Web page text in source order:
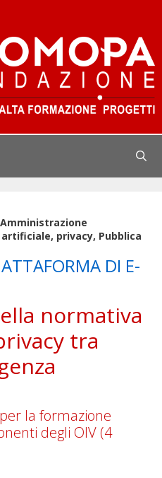
privacy, Pubblica
DI E-
normativa
tra
la formazione
degli OIV (4